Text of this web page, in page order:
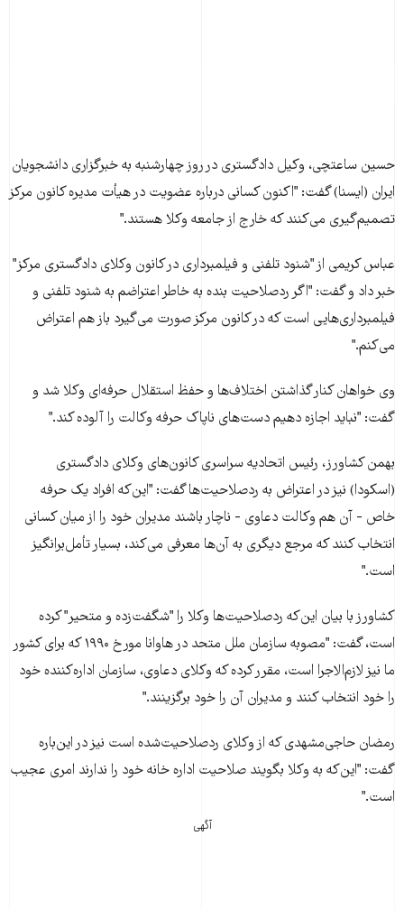
حسين ساعتچی، وکيل دادگستری در روز چهارشنبه به خبرگزاری دانشجويان
ايران (ايسنا) گفت: "اکنون کسانی درباره عضويت در هيأت مديره کانون مرکز
تصميم‌گيری می‌کنند که خارج از جامعه وکلا هستند."
عباس کريمی از "شنود تلفنی و فيلمبرداری در کانون وکلای دادگستری مرکز"
خبر داد و گفت: "اگر ردصلاحيت بنده به خاطر اعتراضم به شنود تلفنی و
فيلمبرداری‌هايی است که در کانون مرکز صورت می‌گيرد باز هم اعتراض
می‌کنم."
وی خواهان کنار گذاشتن اختلاف‌ها و حفظ استقلال حرفه‌ای وکلا شد و
گفت: "نبايد اجازه دهيم دست‌های ناپاک حرفه وکالت را آلوده کند."
بهمن کشاورز، رئيس اتحاديه سراسری کانون‌های وکلای دادگستری
(اسکودا) نيز در اعتراض به ردصلاحيت‌ها گفت: "اين‌که افراد يک حرفه
خاص - آن هم وکالت دعاوی - ناچار باشند مديران خود را از ميان کسانی
انتخاب کنند که مرجع ديگری به آن‌ها معرفی می‌کند، بسيار تأمل‌‌برانگيز
است."
کشاورز با بيان اين‌که ردصلاحيت‌ها وکلا را "شگفت‌زده و متحير" کرده
است، گفت: "مصوبه سازمان ملل متحد در هاوانا مورخ ۱۹۹۰ که برای کشور
ما نيز لازم‌الاجرا است، مقرر کرده که وکلای دعاوی، سازمان اداره‌کننده خود
را خود انتخاب کنند و مديران آن را خود برگزينند."
رمضان حاجی‌مشهدی که از وکلای ردصلاحيت‌شده است نيز در اين‌باره
گفت: "اين‌که به وکلا بگويند صلاحيت اداره خانه خود را ندارند امری عجيب
است."
آگهی